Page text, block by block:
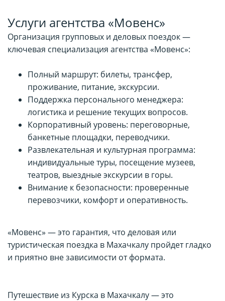
Услуги агентства «Мовенс»
Организация групповых и деловых поездок —
ключевая специализация агентства «Мовенс»:
Полный маршрут: билеты, трансфер,
проживание, питание, экскурсии.
Поддержка персонального менеджера:
логистика и решение текущих вопросов.
Корпоративный уровень: переговорные,
банкетные площадки, переводчики.
Развлекательная и культурная программа:
индивидуальные туры, посещение музеев,
театров, выездные экскурсии в горы.
Внимание к безопасности: проверенные
перевозчики, комфорт и оперативность.
«Мовенс» — это гарантия, что деловая или
туристическая поездка в Махачкалу пройдет гладко
и приятно вне зависимости от формата.
Путешествие из Курска в Махачкалу — это